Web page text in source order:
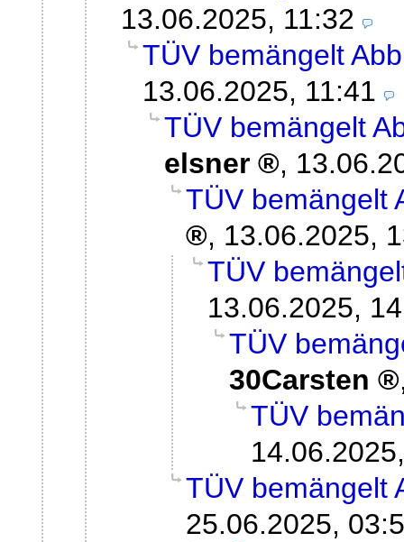
13.06.2025, 11:32
TÜV bemängelt
13.06.2025, 11:41
TÜV bemängelt
elsner
,
TÜV bemängelt
, 13.06.2025,
TÜV
13.06.2025,
TÜV
30Carsten
TÜV
TÜV bemängelt
25.06.2025,